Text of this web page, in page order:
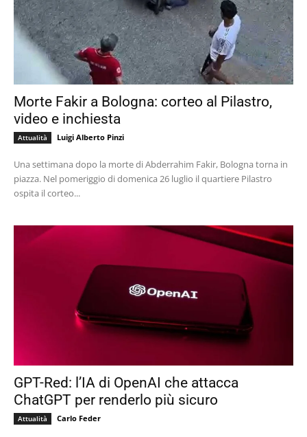
Morte Fakir a Bologna: corteo al Pilastro,
video e inchiesta
Attualità Luigi Alberto Pinzi
Una settimana dopo la morte di Abderrahim Fakir, Bologna torna in
piazza. Nel pomeriggio di domenica 26 luglio il quartiere Pilastro
ospita il corteo...
GPT-Red: l’IA di OpenAI che attacca
ChatGPT per renderlo più sicuro
Attualità Carlo Feder